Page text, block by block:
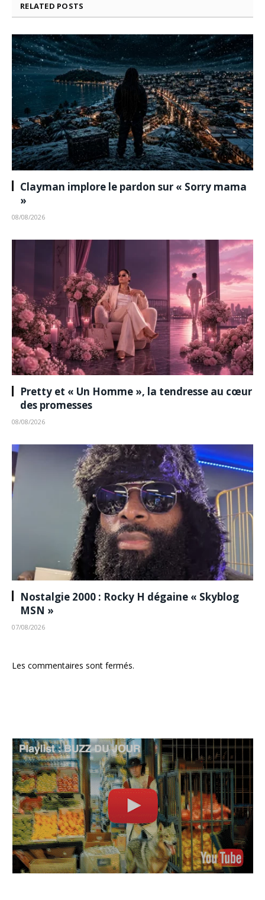
RELATED POSTS
Clayman implore le pardon sur « Sorry mama
»
08/08/2026
Pretty et « Un Homme », la tendresse au cœur
des promesses
08/08/2026
Nostalgie 2000 : Rocky H dégaine « Skyblog
MSN »
07/08/2026
Les commentaires sont fermés.